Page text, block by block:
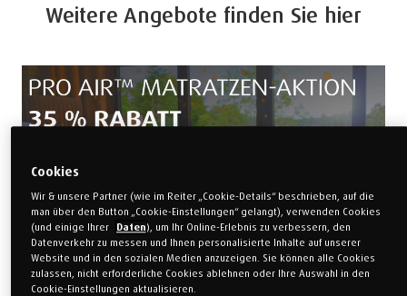
Weitere Angebote finden Sie hier
Cookies
Wir & unsere Partner (wie im Reiter „Cookie-Details“ beschrieben, auf die
man über den Button „Cookie-Einstellungen“ gelangt), verwenden Cookies
(und einige Ihrer
Daten), um Ihr Online-Erlebnis zu verbessern, den
Datenverkehr zu messen und Ihnen personalisierte Inhalte auf unserer
Website und in den sozialen Medien anzuzeigen. Sie können alle Cookies
zulassen, nicht erforderliche Cookies ablehnen oder Ihre Auswahl in den
Cookie-Einstellungen aktualisieren.